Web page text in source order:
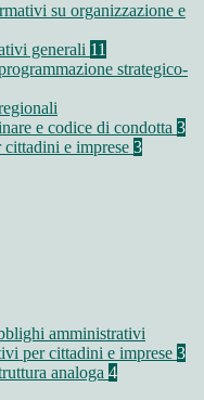
su organizzazione e
generali 11
strategico-
e codice di condotta 3
e imprese 3
amministrativi
per cittadini e imprese 3
analoga 4